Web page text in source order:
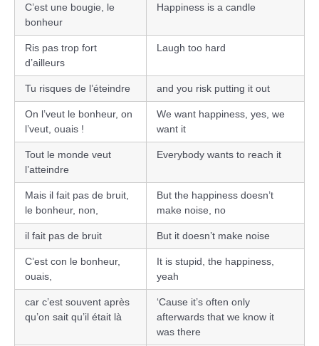
C’est une bougie, le
bonheur
Happiness is a candle
Ris pas trop fort
d’ailleurs
Laugh too hard
Tu risques de l’éteindre and you risk putting it out
On l’veut le bonheur, on
l’veut, ouais !
We want happiness, yes, we
want it
Tout le monde veut
l’atteindre
Everybody wants to reach it
Mais il fait pas de bruit,
le bonheur, non,
But the happiness doesn’t
make noise, no
il fait pas de bruit But it doesn’t make noise
C’est con le bonheur,
ouais,
It is stupid, the happiness,
yeah
car c’est souvent après
qu’on sait qu’il était là
‘Cause it’s often only
afterwards that we know it
was there